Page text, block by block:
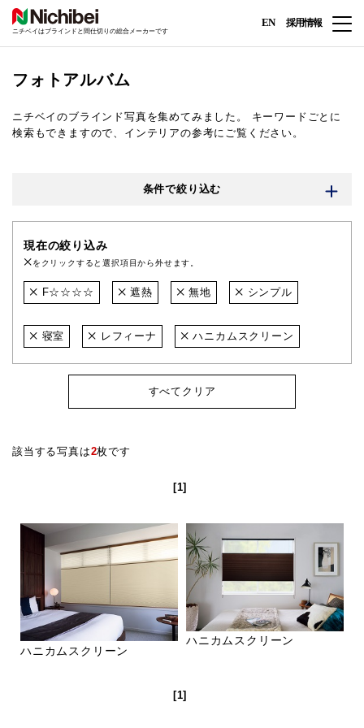
ニチベイはブラインドと間仕切りの総合メーカーです
EN 採用情報
フォトアルバム
ニチベイのブラインド写真を集めてみました。
キーワードごとに
検索もできますので、インテリアの参考にご覧ください。
条件で絞り込む
現在の絞り込み
をクリックすると選択項目から外せます。
F☆☆☆☆ 遮熱 無地 シンプル
寝室 レフィーナ ハニカムスクリーン
すべてクリア
該当する写真は2枚です
[1]
ハニカムスクリーン
ハニカムスクリーン
[1]